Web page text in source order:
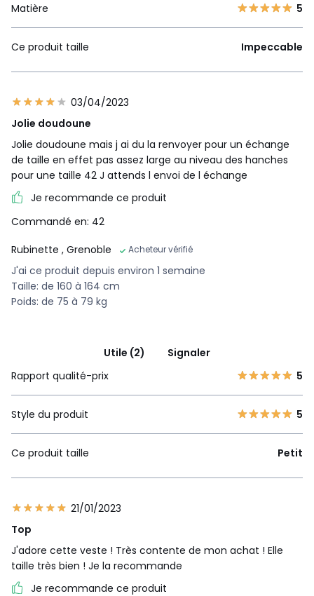
Matière 5
Ce produit taille Impeccable
03/04/2023
Jolie doudoune
Jolie doudoune mais j ai du la renvoyer pour un échange
de taille en effet pas assez large au niveau des hanches
pour une taille 42 J attends l envoi de l échange
Je recommande ce produit
Commandé en: 42
Rubinette , Grenoble Acheteur vérifié
J'ai ce produit depuis environ 1 semaine
Taille: de 160 à 164 cm
Poids: de 75 à 79 kg
Utile (2)
Signaler
Rapport qualité-prix
5
Style du produit 5
Ce produit taille Petit
21/01/2023
Top
J'adore cette veste ! Très contente de mon achat ! Elle
taille très bien ! Je la recommande
Je recommande ce produit